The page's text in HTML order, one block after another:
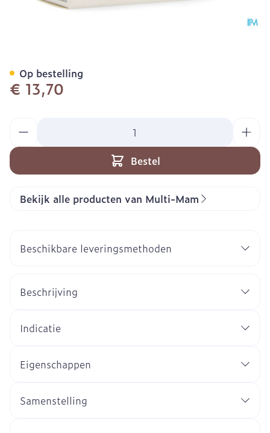
€ 13,70
Bestel
Op bestelling
Bekijk alle producten van Multi-Mam
Beschikbare leveringsmethoden
Beschrijving
Indicatie
Eigenschappen
Samenstelling